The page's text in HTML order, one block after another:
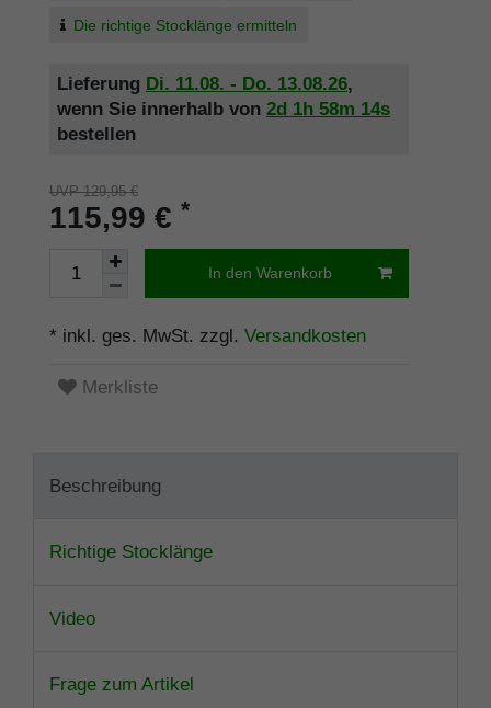
Die richtige Stocklänge ermitteln
Lieferung Di. 11.08. - Do. 13.08.26,
wenn Sie innerhalb von 2d 1h 58m 14s
bestellen
UVP 129,95 €
115,99 € *
In den Warenkorb
* inkl. ges. MwSt. zzgl. Versandkosten
Merkliste
Beschreibung
Richtige Stocklänge
Video
Frage zum Artikel